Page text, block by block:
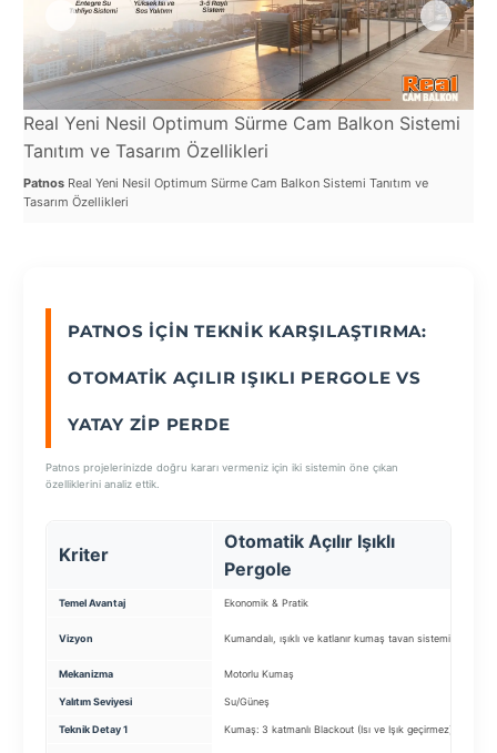
Real Yeni Nesil Optimum Sürme Cam Balkon Sistemi
Tanıtım ve Tasarım Özellikleri
Patnos Real Yeni Nesil Optimum Sürme Cam Balkon Sistemi Tanıtım ve
Tasarım Özellikleri
PATNOS İÇIN TEKNIK KARŞILAŞTIRMA:
OTOMATIK AÇILIR IŞIKLI PERGOLE VS
YATAY ZIP PERDE
Patnos projelerinizde doğru kararı vermeniz için iki sistemin öne çıkan
özelliklerini analiz ettik.
Kriter
Otomatik Açılır Işıklı
Pergole
Temel Avantaj Ekonomik & Pratik
Vizyon Kumandalı, ışıklı ve katlanır kumaş tavan sistemi.
Mekanizma Motorlu Kumaş
Yalıtım Seviyesi Su/Güneş
Teknik Detay 1 Kumaş: 3 katmanlı Blackout (Isı ve Işık geçirmez)
switzerland
Tilburg
Van
Yalova
SEÇ